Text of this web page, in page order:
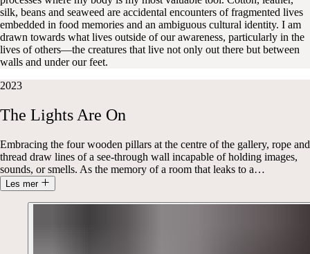
silk, beans and seaweed are accidental encounters of fragmented lives
embedded in food memories and an ambiguous cultural identity. I am
drawn towards what lives outside of our awareness, particularly in the
lives of others—the creatures that live not only out there but between
walls and under our feet.
2023
The LightsAre On
Embracing the four wooden pillars at the centre of the gallery, rope and
thread draw lines of a see-through wall incapable of holding images,
sounds, or smells. As the memory of a room that leaks to a…
Les mer